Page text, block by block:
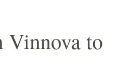
Vinnova to